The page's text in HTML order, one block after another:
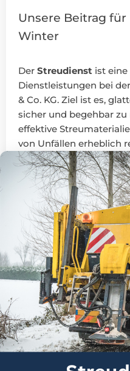
Unsere Beitrag
Winter
Der Streudienst ist
Dienstleistungen bei
& Co. KG. Ziel ist es,
sicher und begehbar
effektive
von Unfällen erheblich